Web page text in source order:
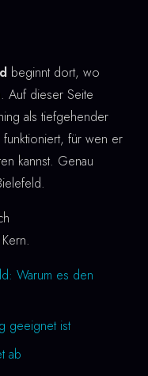
beginnt dort, wo
Auf dieser Seite
als tiefgehender
funktioniert, für wen er
kannst. Genau
Warum es den
geeignet ist
ab